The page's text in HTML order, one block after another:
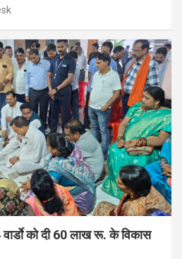
को दी 60 लाख रू. के विकास